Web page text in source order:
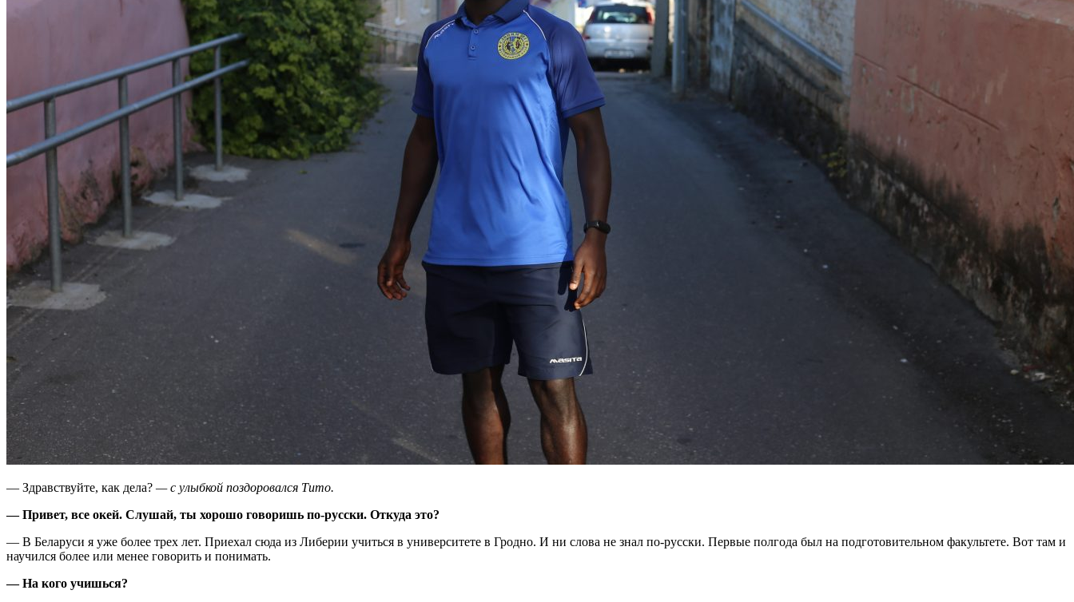
— Здравствуйте, как дела? — с улыбкой поздоровался Тито.
— Привет, все окей. Слушай, ты хорошо говоришь по-русски. Откуда это?
— В Беларуси я уже более трех лет. Приехал сюда из Либерии учиться в университете в Гродно. И ни слова не знал по-русски. Первые полгода был на подготовительном факультете. Вот там и
научился более или менее говорить и понимать.
— На кого учишься?